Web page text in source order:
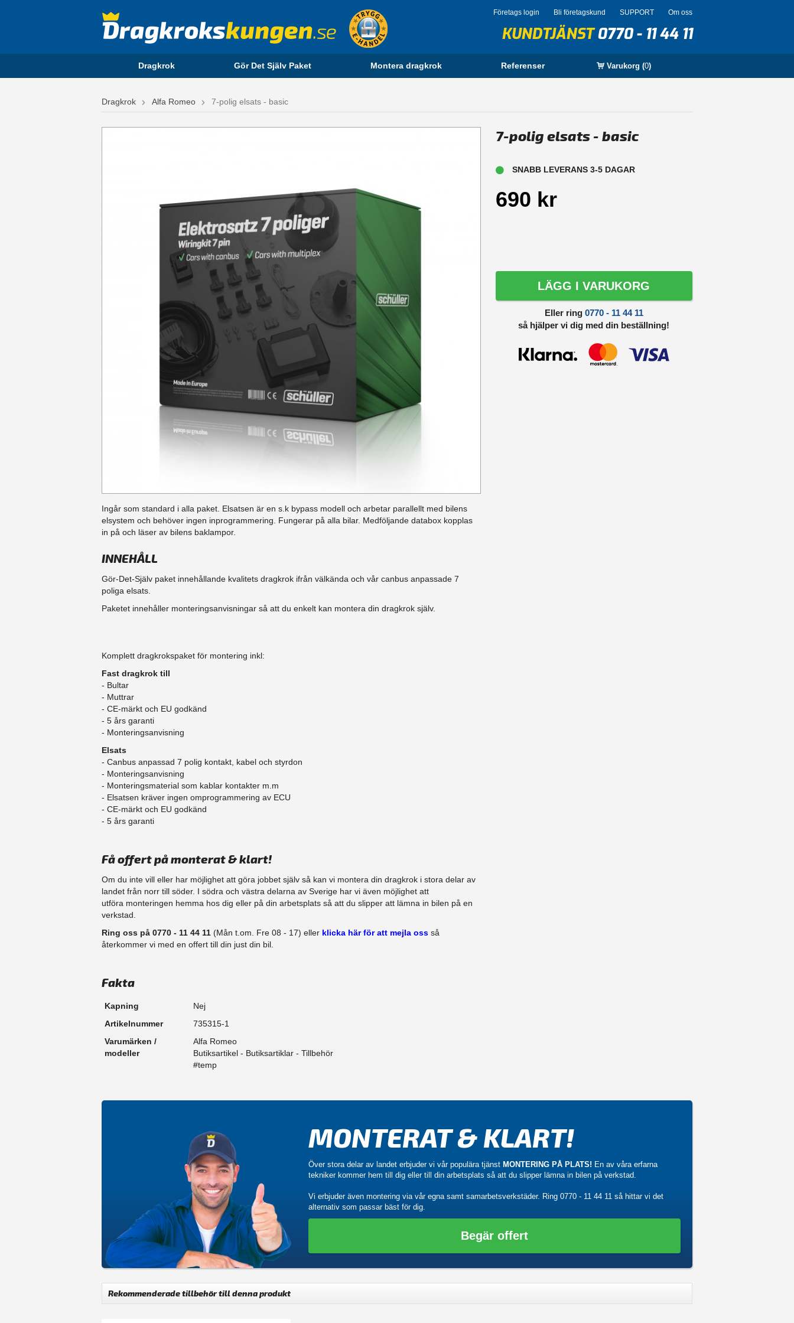
Företags login Bli företagskund SUPPORT Om oss
KUNDTJÄNST0770 - 11 44 11
Dragkrok Gör Det Själv Paket Montera dragkrok Referenser Varukorg (0)
Dragkrok Alfa Romeo 7-polig elsats - basic
Ingår som standard i alla paket. Elsatsen är en s.k bypass modell och arbetar parallellt med bilens
elsystem och behöver ingen inprogrammering. Fungerar på alla bilar. Medföljande databox kopplas
in på och läser av bilens baklampor.
INNEHÅLL
Gör-Det-Själv paket innehållande kvalitets dragkrok ifrån välkända och vår canbus anpassade 7
poliga elsats.
Paketet innehåller monteringsanvisningar så att du enkelt kan montera din dragkrok själv.
Komplett dragkrokspaket för montering inkl:
Fast dragkrok till
- Bultar
- Muttrar
- CE-märkt och EU godkänd
​- 5 års garanti
- Monteringsanvisning
Elsats
- Canbus anpassad 7 polig kontakt, kabel och styrdon
- Monteringsanvisning
- Monteringsmaterial som kablar kontakter m.m
- Elsatsen kräver ingen omprogrammering av ECU
- CE-märkt och EU godkänd
​- 5 års garanti
Få offert på monterat & klart!
Om du inte vill eller har möjlighet att göra jobbet själv så kan vi montera din dragkrok i stora delar av
landet från norr till söder. I södra och västra delarna av Sverige har vi även möjlighet att
​utföra monteringen hemma hos dig eller på din arbetsplats så att du slipper att lämna in bilen på en
verkstad.
Ring oss på 0770 - 11 44 11 (Mån t.om. Fre 08 - 17) eller klicka här för att mejla oss så
återkommer vi med en offert till din just din bil.
Fakta
Kapning
Nej
Artikelnummer
735315-1
Varumärken /
modeller
Alfa Romeo
Butiksartikel - Butiksartiklar - Tillbehör
#temp
7-polig elsats - basic
SNABB LEVERANS 3-5 DAGAR
690 kr
LÄGG I VARUKORG
Eller ring 0770 - 11 44 11
så hjälper vi dig med din beställning!
MONTERAT & KLART!
Över stora delar av landet erbjuder vi vår populära tjänst MONTERING PÅ PLATS! En av våra erfarna
tekniker kommer hem till dig eller till din arbetsplats så att du slipper lämna in bilen på verkstad.
Vi erbjuder även montering via vår egna samt samarbetsverkstäder. Ring 0770 - 11 44 11 så hittar vi det
alternativ som passar bäst för dig.
Begär offert
Rekommenderade tillbehör till denna produkt